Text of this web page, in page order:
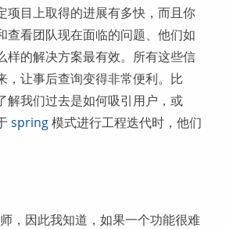
项目上取得的进展有多快，而且你
查看团队现在面临的问题、他们如
样的解决方案最有效。所有这些信
，让事后查询变得非常便利。比
解我们过去是如何吸引用户，或
spring模式进行工程迭代时，他们
，因此我知道，如果一个功能很难